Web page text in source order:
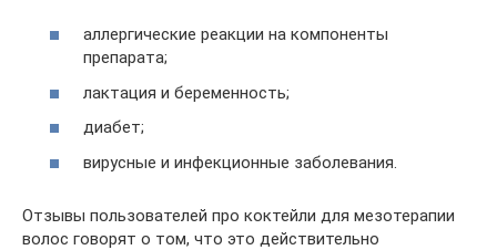
аллергические реакции на компоненты
препарата;
лактация и беременность;
диабет;
вирусные и инфекционные заболевания.
Отзывы пользователей про коктейли для мезотерапии
волос говорят о том, что это действительно